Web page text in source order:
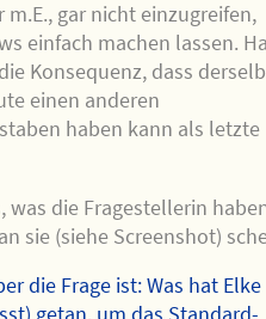
m.E., gar nicht einzugreifen,
einfach machen lassen.
Konsequenz, dass
einen anderen
haben kann als letzte
was die Fragestellerin
sie (siehe Screenshot)
die Frage ist: Was hat Elke